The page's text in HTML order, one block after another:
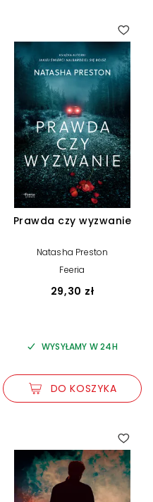
Prawda czy wyzwanie
Natasha Preston
Feeria
29,30 zł
WYSYŁAMY W 24H
DO KOSZYKA